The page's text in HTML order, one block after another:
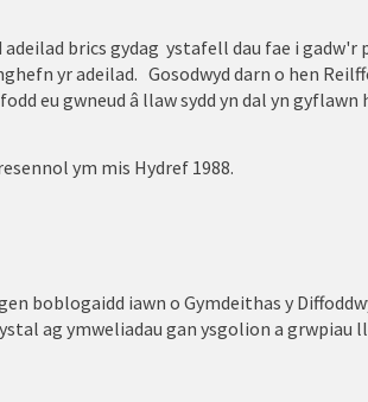
adeilad brics gydag ystafell dau fae i
yr adeilad. Gosodwyd darn o hen
eu gwneud â llaw sydd yn dal yn gyflawn
ym mis Hydref 1988.
boblogaidd iawn o Gymdeithas y
ag ymweliadau gan ysgolion a grwpiau